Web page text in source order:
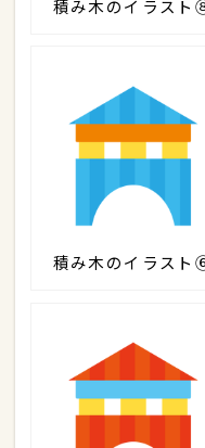
積み木のイラスト
積み木のイラスト